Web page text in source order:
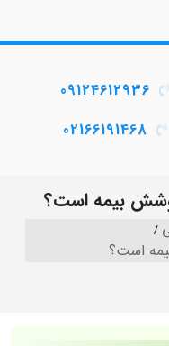
09124612936
02166191468
بیمه است؟
است؟